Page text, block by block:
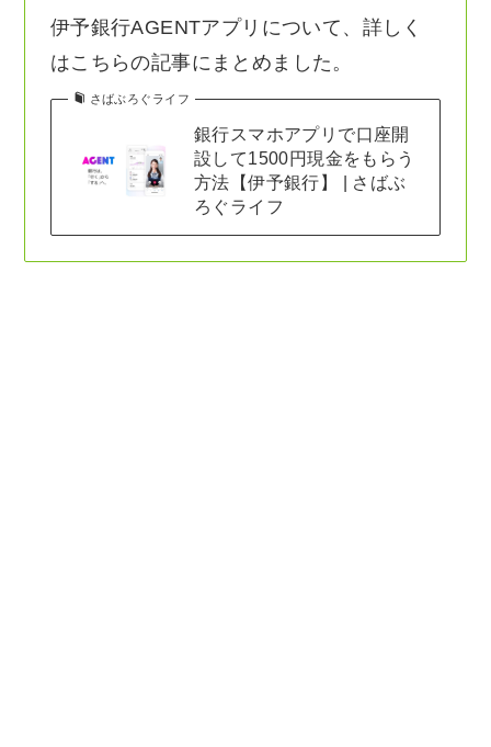
伊予銀行AGENTアプリについて、詳しく
はこちらの記事にまとめました。
さばぶろぐライフ
銀行スマホアプリで口座開
設して1500円現金をもらう
方法【伊予銀行】 | さばぶ
ろぐライフ